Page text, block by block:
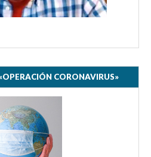
CORONAVIRUS»